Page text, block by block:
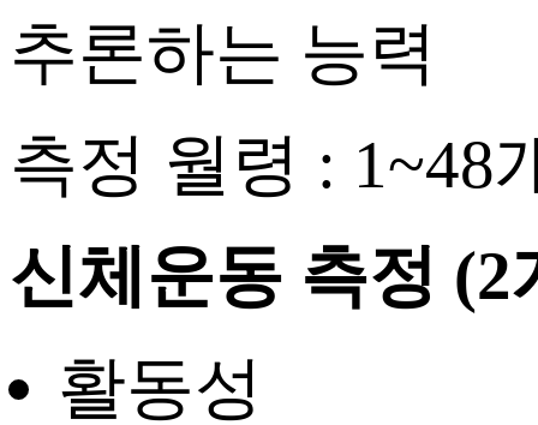
추론하는 능력
측정 월령 : 1~48
신체운동 측정 (2
활동성